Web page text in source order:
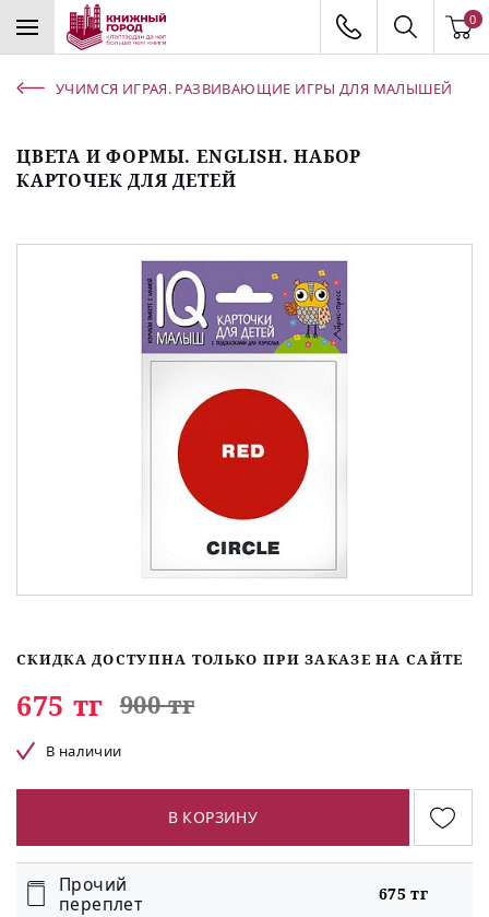
0
УЧИМСЯ ИГРАЯ. РАЗВИВАЮЩИЕ ИГРЫ ДЛЯ МАЛЫШЕЙ
ЦВЕТА И ФОРМЫ. ENGLISH. НАБОР
КАРТОЧЕК ДЛЯ ДЕТЕЙ
СКИДКА ДОСТУПНА ТОЛЬКО ПРИ ЗАКАЗЕ НА САЙТЕ
675 тг 900 тг
В наличии
В КОРЗИНУ
Прочий
переплет
675 тг